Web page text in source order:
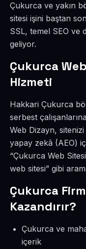
Çukurca ve yakın
sitesi işini baştan
SSL, temel SEO ve
geliyor.
Çukurca
Hizmeti
Hakkari Çukurca
serbest
Web Dizayn,
yapay zekâ (AEO)
“Çukurca Web
web sitesi” gibi
Çukurca
Kazandırır?
Çukurca ve
içerik